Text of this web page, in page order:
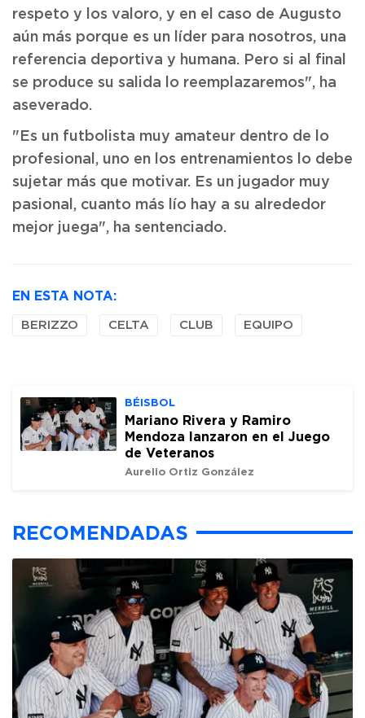
respeto y los valoro, y en el caso de Augusto
aún más porque es un líder para nosotros, una
referencia deportiva y humana. Pero si al final
se produce su salida lo reemplazaremos", ha
aseverado.
"Es un futbolista muy amateur dentro de lo
profesional, uno en los entrenamientos lo debe
sujetar más que motivar. Es un jugador muy
pasional, cuanto más lío hay a su alrededor
mejor juega", ha sentenciado.
EN ESTA NOTA:
BERIZZO CELTA CLUB EQUIPO
BÉISBOL
Mariano Rivera y Ramiro
Mendoza lanzaron en el Juego
de Veteranos
Aurelio Ortiz González
RECOMENDADAS